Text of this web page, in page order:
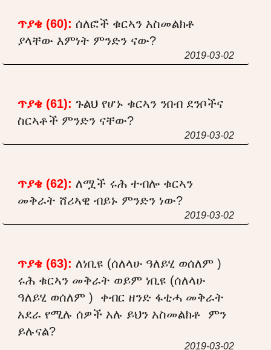
ጥያቄ (60): ሰለፎች ቁርኣን አስመልክቶ
ያላቸው እምነት ምንድን ናው?
2019-03-02
ጥያቄ (61): ጉልህ የሆኑ ቁርኣን ንበብ ደንቦችና
ስርኣቶች ምንድን ናቸው?
2019-03-02
ጥያቄ (62): ለሟች ሩሕ ተብሎ ቁርኣን
መቅራት ሸሪኣዊ ብይኑ ምንድን ነው?
2019-03-02
ጥያቄ (63): ለነቢዩ (ሰለላሁ ዓለይሂ ወሰለም )
ሩሕ ቁርኣን መቅራት ወይም ነቢዩ (ሰለላሁ
ዓለይሂ ወሰለም ) ቀብር ዘንድ ፋቲሓ መቅራት
አደራ የሚሉ ሰዎች አሉ ይህን አስመልክቶ ምን
ይሉናል?
2019-03-02